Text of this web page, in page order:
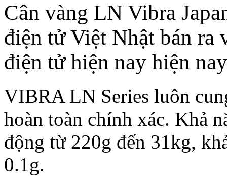
Cân vàng LN Vibra
điện tử Việt Nhật bán ra
điện tử hiện nay hiện
VIBRA LN Series luôn
hoàn toàn chính xác. Khả
động từ 220g đến 31kg,
0.1g.